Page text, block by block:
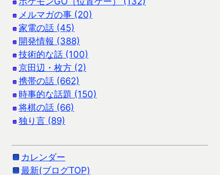
メルマガの事 (20)
家電の話 (45)
開発情報 (388)
技術的な話 (100)
京田辺・枚方 (2)
携帯の話 (662)
時事的な話題 (150)
将棋の話 (66)
独り言 (89)
カレンダー
最新(ブログTOP)